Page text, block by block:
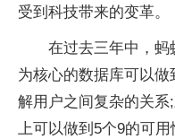
受到科技带来的变革。
在过去三年中，蚂
为核心的数据库可以
解用户之间复杂的关
上可以做到5个9的可